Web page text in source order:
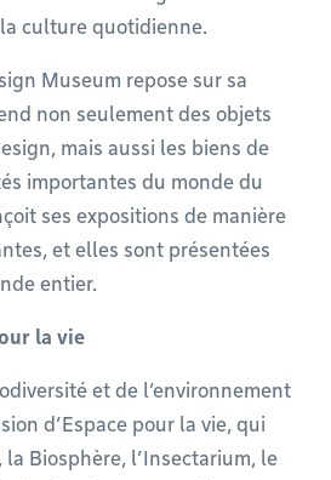
culture quotidienne.
Museum repose sur sa
non seulement des objets
mais aussi les biens de
importantes du monde du
ses expositions de manière
et elles sont présentées
entier.
la vie
et de l’environnement
d’Espace pour la vie, qui
Biosphère, l’Insectarium, le